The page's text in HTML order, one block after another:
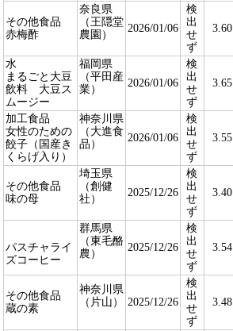
その他食品
赤梅酢
奈良県
（王隠堂
農園）
2026/01/06
検
出
せ
ず
3.60
水
まるごと大豆
飲料 大豆ス
ムージー
福岡県
（平田産
業）
2026/01/06
検
出
せ
ず
3.65
加工食品
女性のための
餃子（国産き
くらげ入り）
神奈川県
（大進食
品）
2026/01/06
検
出
せ
ず
3.55
その他食品
味の母
埼玉県
（創健
社）
2025/12/26
検
出
せ
ず
3.40
パスチャライ
ズコーヒー
群馬県
（東毛酪
農）
2025/12/26
検
出
せ
ず
3.54
その他食品
蔵の素
神奈川県
（片山）
2025/12/26
検
出
せ
ず
3.48